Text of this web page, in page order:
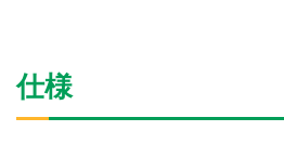
仕様